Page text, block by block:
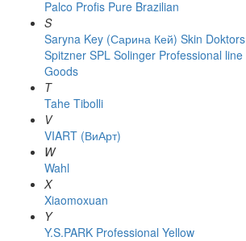
Palco Profis Pure Brazilian
S
Saryna Key (Сарина Кей) Skin
Spitzner SPL Solinger Professional line
Goods
T
Tahe Tibolli
V
VIART (ВиАрт)
W
Wahl
X
Xiaomoxuan
Y
Y.S.PARK Professional Yellow